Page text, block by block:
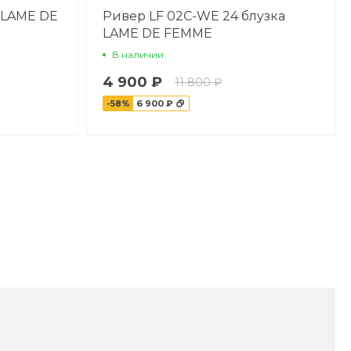
DE
Ривер LF 02C-WE 24 блузка
LAME DE FEMME
В наличии
4 900 ₽ 11 800 ₽
-58% 6 900 ₽